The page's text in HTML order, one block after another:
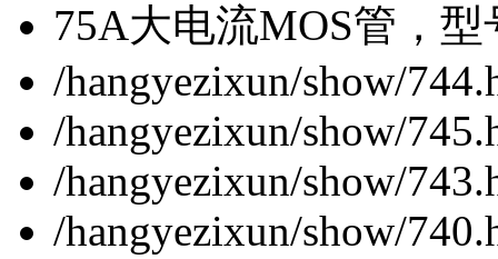
75A大电流MOS管，
/hangyezixun/show/
/hangyezixun/show/
/hangyezixun/show/
/hangyezixun/show/